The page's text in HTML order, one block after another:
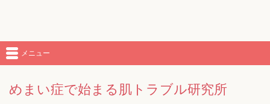
めまい症で始まる肌トラブル研究所
メニュー